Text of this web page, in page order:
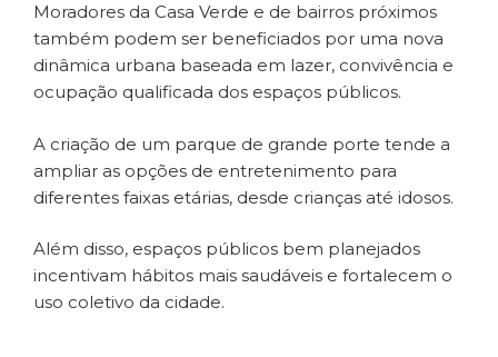
Moradores da Casa Verde e de bairros próximos
também podem ser beneficiados por uma nova
dinâmica urbana baseada em lazer, convivência e
ocupação qualificada dos espaços públicos.
A criação de um parque de grande porte tende a
ampliar as opções de entretenimento para
diferentes faixas etárias, desde crianças até idosos.
Além disso, espaços públicos bem planejados
incentivam hábitos mais saudáveis e fortalecem o
uso coletivo da cidade.